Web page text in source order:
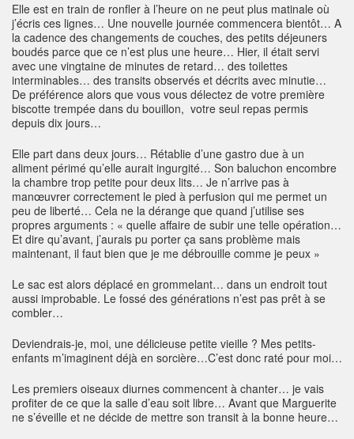
Elle est en train de ronfler à l’heure on ne peut plus matinale où
j’écris ces lignes… Une nouvelle journée commencera bientôt… A
la cadence des changements de couches, des petits déjeuners
boudés parce que ce n’est plus une heure… Hier, il était servi
avec une vingtaine de minutes de retard… des toilettes
interminables… des transits observés et décrits avec minutie…
De préférence alors que vous vous délectez de votre première
biscotte trempée dans du bouillon, votre seul repas permis
depuis dix jours…
Elle part dans deux jours… Rétablie d’une gastro due à un
aliment périmé qu’elle aurait ingurgité… Son baluchon encombre
la chambre trop petite pour deux lits… Je n’arrive pas à
manœuvrer correctement le pied à perfusion qui me permet un
peu de liberté… Cela ne la dérange que quand j’utilise ses
propres arguments : « quelle affaire de subir une telle opération…
Et dire qu’avant, j’aurais pu porter ça sans problème mais
maintenant, il faut bien que je me débrouille comme je peux »
Le sac est alors déplacé en grommelant… dans un endroit tout
aussi improbable. Le fossé des générations n’est pas prêt à se
combler…
Deviendrais-je, moi, une délicieuse petite vieille ? Mes petits-
enfants m’imaginent déjà en sorcière…C’est donc raté pour moi…
Les premiers oiseaux diurnes commencent à chanter… je vais
profiter de ce que la salle d’eau soit libre… Avant que Marguerite
ne s’éveille et ne décide de mettre son transit à la bonne heure…